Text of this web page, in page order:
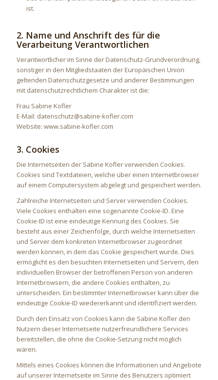
ist.
2. Name und Anschrift des für die
Verarbeitung Verantwortlichen
Verantwortlicher im Sinne der Datenschutz-Grundverordnung,
sonstiger in den Mitgliedstaaten der Europäischen Union
geltenden Datenschutzgesetze und anderer Bestimmungen
mit datenschutzrechtlichem Charakter ist die:
Frau Sabine Kofler
E-Mail: datenschutz@sabine-kofler.com
Website: www.sabine-kofler.com
3. Cookies
Die Internetseiten der Sabine Kofler verwenden Cookies.
Cookies sind Textdateien, welche über einen Internetbrowser
auf einem Computersystem abgelegt und gespeichert werden.
Zahlreiche Internetseiten und Server verwenden Cookies.
Viele Cookies enthalten eine sogenannte Cookie-ID. Eine
Cookie-ID ist eine eindeutige Kennung des Cookies. Sie
besteht aus einer Zeichenfolge, durch welche Internetseiten
und Server dem konkreten Internetbrowser zugeordnet
werden können, in dem das Cookie gespeichert wurde. Dies
ermöglicht es den besuchten Internetseiten und Servern, den
individuellen Browser der betroffenen Person von anderen
Internetbrowsern, die andere Cookies enthalten, zu
unterscheiden. Ein bestimmter Internetbrowser kann über die
eindeutige Cookie-ID wiedererkannt und identifiziert werden.
Durch den Einsatz von Cookies kann die Sabine Kofler den
Nutzern dieser Internetseite nutzerfreundlichere Services
bereitstellen, die ohne die Cookie-Setzung nicht möglich
wären.
Mittels eines Cookies können die Informationen und Angebote
auf unserer Internetseite im Sinne des Benutzers optimiert